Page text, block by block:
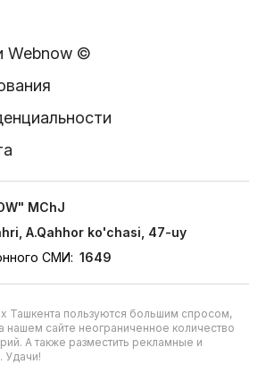
Webnow ©
MChJ
A.Qahhor ko'chasi, 47-uy
СМИ: 1649
Ташкента пользуются большим спросом,
нашем сайте неограниченное количество
А также разместить рекламные и
Удачи!